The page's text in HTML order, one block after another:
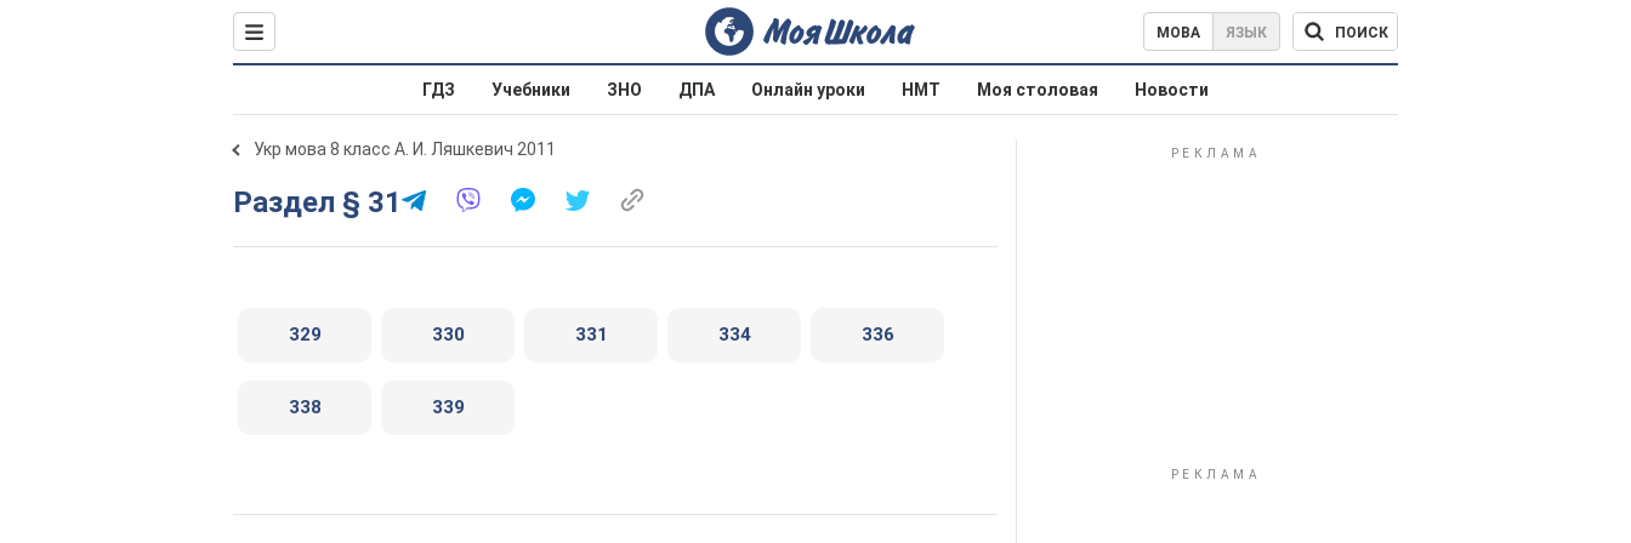
МОВА ЯЗЫК ПОИСК
ГДЗ Учебники ЗНО ДПА Онлайн уроки НМТ Моя столовая Новости
Укр мова 8 класс А. И. Ляшкевич 2011
Раздел § 31
329 330 331 334 336
338 339